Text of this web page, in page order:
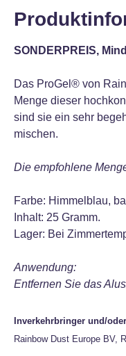
SONDERPREIS,
Das ProGel® von
Menge dieser
sind sie ein sehr
mischen.
Die empfohlene
Farbe: Himmelblau,
Inhalt: 25 Gramm.
Lager: Bei
Anwendung:
Entfernen Sie das
Inverkehrbringer und/
Rainbow Dust Europe BV,